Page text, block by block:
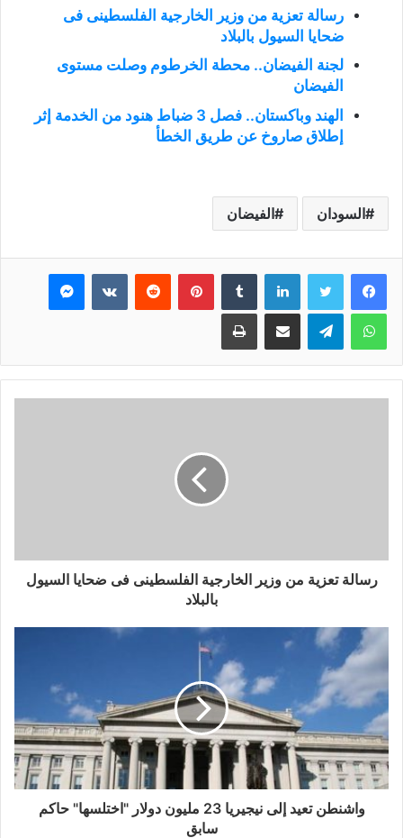
رسالة تعزية من وزير الخارجية الفلسطينى فى
ضحايا السيول بالبلاد
لجنة الفيضان.. محطة الخرطوم وصلت مستوى
الفيضان
الهند وباكستان.. فصل 3 ضباط هنود من الخدمة إثر
إطلاق صاروخ عن طريق الخطأ
السودان الفيضان
فيسبوك تويتر لينكدإن بينتيريست ماسنجر
واتساب تيلقرام مشاركة عبر البريد طباعة
رسالة تعزية من وزير الخارجية الفلسطينى فى ضحايا السيول
بالبلاد
واشنطن تعيد إلى نيجيريا 23 مليون دولار "اختلسها" حاكم
سابق